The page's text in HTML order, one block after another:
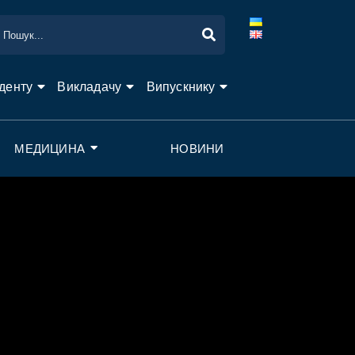
Викладачу Випускнику
МЕДИЦИНА НОВИНИ